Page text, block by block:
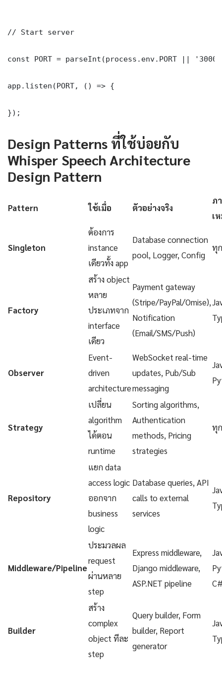
// Start server
const PORT = parseInt(process.env.PORT ||
app.listen(PORT, () => {
});
Design Patterns ที่ใช้บ่อยกับ
Whisper Speech Architecture
Design Pattern
Pattern ใช้เมื่อ ตัวอย่างจริง
ภ
เ
Singleton
ต้องการ
instance
เดียวทั้ง app
Database connection
pool, Logger, Config
ทุ
Factory
สร้าง object
หลาย
ประเภทจาก
interface
เดียว
Payment gateway
(Stripe/PayPal/Omise),
Notification
(Email/SMS/Push)
Observer
Event-
driven
architecture
WebSocket real-time
updates, Pub/Sub
messaging
Strategy
เปลี่ยน
algorithm
ได้ตอน
runtime
Sorting algorithms,
Authentication
methods, Pricing
strategies
ทุ
Repository
แยก data
access logic
ออกจาก
business
logic
Database queries, API
calls to external
services
Middleware/Pipeline
ประมวลผล
request
ผ่านหลาย
step
Express middleware,
Django middleware,
ASP.NET pipeline
Builder
สร้าง
complex
object ทีละ
step
Query builder, Form
builder, Report
generator